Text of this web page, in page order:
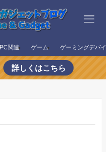
PC関連 ゲーム ゲーミングデバ
詳しくはこちら